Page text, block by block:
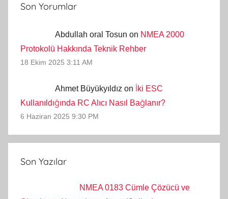
Son Yorumlar
Abdullah oral Tosun on NMEA 2000
Protokolü Hakkında Teknik Rehber
18 Ekim 2025 3:11 AM
Ahmet Büyükyıldız on
İki ESC
Kullanıldığında RC Alıcı Nasıl Bağlanır?
6 Haziran 2025 9:30 PM
Son Yazılar
NMEA 0183 Cümle Çözücü ve